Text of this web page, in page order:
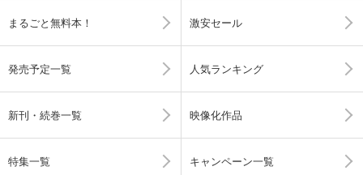
まるごと無料本！ 激安セール
発売予定一覧 人気ランキング
新刊・続巻一覧 映像化作品
特集一覧 キャンペーン一覧